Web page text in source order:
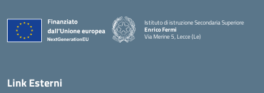
Istituto di istruzione Secondaria Superiore
Enrico Fermi
Via Merine 5, Lecce (Le)
Link Esterni